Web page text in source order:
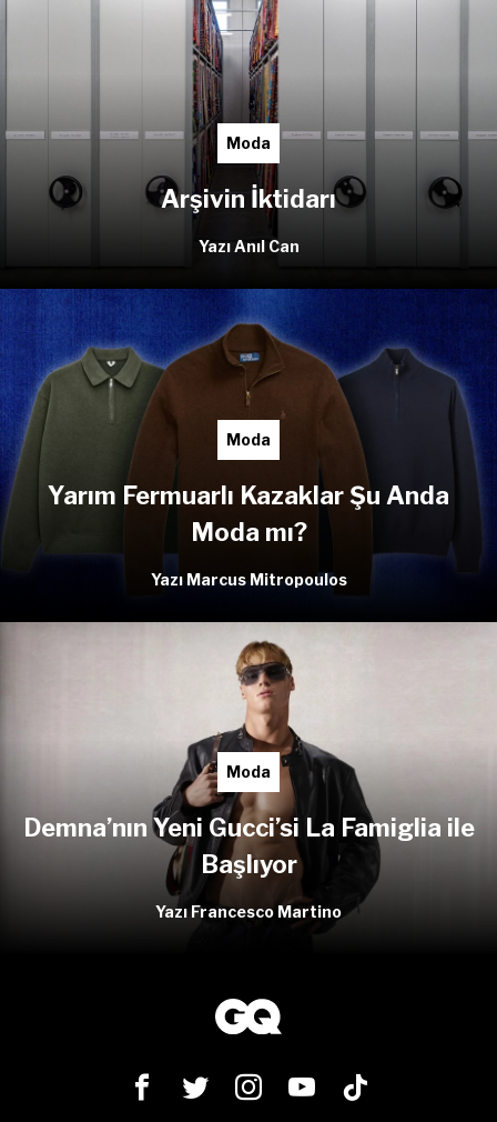
Moda
Arşivin İktidarı
Yazı Anıl Can
Moda
Yarım Fermuarlı Kazaklar Şu Anda
Moda mı?
Yazı Marcus Mitropoulos
Moda
Demna’nın Yeni Gucci’si La Famiglia ile
Başlıyor
Yazı Francesco Martino